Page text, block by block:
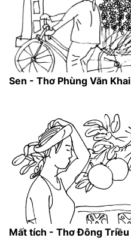
Sen - Thơ Phùng Văn Khai
Mất tích - Thơ Đông Triều